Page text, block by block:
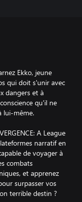
Ekko, jeune
qui doit s'unir avec
dangers et à
qu'il ne
lui-même.
A League
narratif en
de voyager à
combats
et apprenez
surpasser vos
terrible destin ?